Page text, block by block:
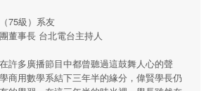
75級）系友
董事長 台北電台主持人
許多廣播節目中都曾聽過這鼓舞人心的聲
商用數學系結下三年半的緣分，偉賢學長仍